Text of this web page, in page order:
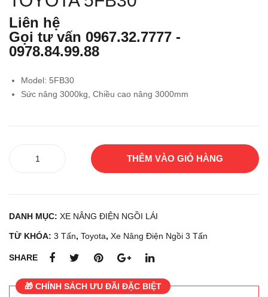
FB1
8EX
Liên hệ
Gọi tư vấn 0967.32.7777 -
0978.84.99.88
Model: 5FB30
Sức nâng 3000kg, Chiều cao nâng 3000mm
TOYOTA
5FB30
lượng
THÊM VÀO GIỎ HÀNG
DANH MỤC: XE NÂNG ĐIỆN NGỒI LÁI
TỪ KHÓA: 3 Tấn, Toyota, Xe Nâng Điện Ngồi 3 Tấn
SHARE
🎁 CHÍNH SÁCH ƯU ĐÃI ĐẶC BIỆT